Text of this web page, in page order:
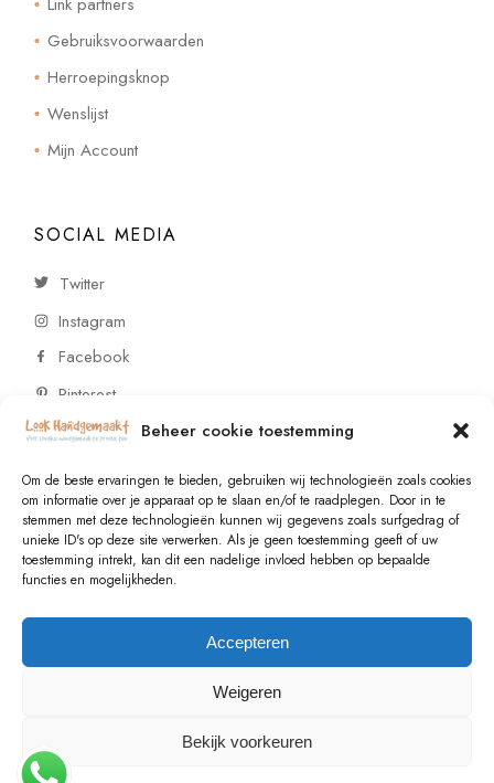
Beheer cookie toestemming
Om de beste ervaringen te bieden, gebruiken wij technologieën zoals cookies
om informatie over je apparaat op te slaan en/of te raadplegen. Door in te
stemmen met deze technologieën kunnen wij gegevens zoals surfgedrag of
unieke ID's op deze site verwerken. Als je geen toestemming geeft of uw
toestemming intrekt, kan dit een nadelige invloed hebben op bepaalde
functies en mogelijkheden.
Accepteren
Weigeren
Bekijk voorkeuren
Gebruiksvoorwaarden
Herroepingsknop
Wenslijst
Mijn Account
SOCIAL MEDIA
Twitter
Instagram
Facebook
Pinterest
CONTACT
Vragen of wensen? Neem contact op!
+31 (0)6 229 021 29
© 2023 , All Rights Reserved